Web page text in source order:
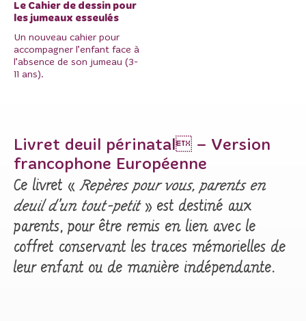
Le Cahier de dessin pour
les jumeaux esseulés
Un nouveau cahier pour
accompagner l’enfant face à
l’absence de son jumeau (3-
11 ans).
Livret deuil périnatal – Version
francophone Européenne
Ce livret «Repères pour vous, parents en
deuil d’un tout-petit» est destiné aux
parents, pour être remis en lien avec le
coffret conservant les traces mémorielles de
leur enfant ou de manière indépendante.